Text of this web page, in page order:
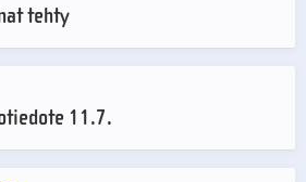
tehty
11.7.